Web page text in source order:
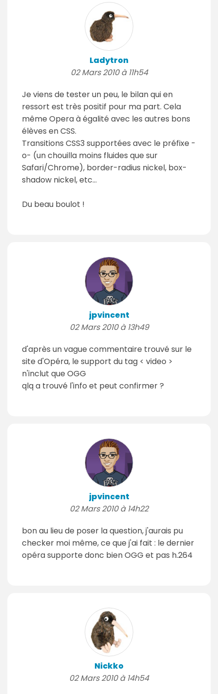
Ladytron
02 Mars 2010 à 11h54
Je viens de tester un peu, le bilan qui en
ressort est très positif pour ma part. Cela
même Opera à égalité avec les autres bons
élèves en CSS.
Transitions CSS3 supportées avec le préfixe -
o- (un chouilla moins fluides que sur
Safari/Chrome), border-radius nickel, box-
shadow nickel, etc…
Du beau boulot !
jpvincent
02 Mars 2010 à 13h49
d'après un vague commentaire trouvé sur le
site d'Opéra, le support du tag < video >
n'inclut que OGG
qlq a trouvé l'info et peut confirmer ?
jpvincent
02 Mars 2010 à 14h22
bon au lieu de poser la question, j'aurais pu
checker moi même, ce que j'ai fait : le dernier
opéra supporte donc bien OGG et pas h.264
Nickko
02 Mars 2010 à 14h54